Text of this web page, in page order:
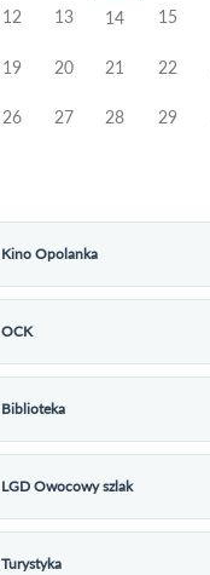
12 13 14 15
19 20 21 22
26 27 28 29
Kino Opolanka
OCK
Biblioteka
LGD Owocowy szlak
Turystyka